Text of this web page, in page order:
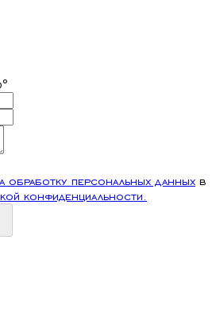
обработку персональных данных в
конфиденциальности.